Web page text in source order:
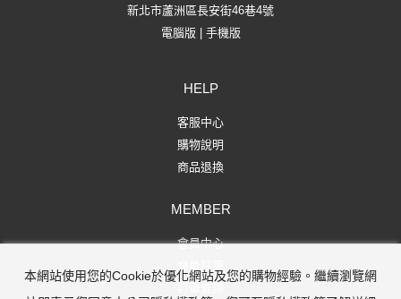
新北市蘆洲區長安街46巷4號
電腦版
手機版
HELP
客服中心
購物說明
商品退換
MEMBER
會員中心
本網站使用您的Cookie於優化網站及您的購物經驗。繼續瀏覽網